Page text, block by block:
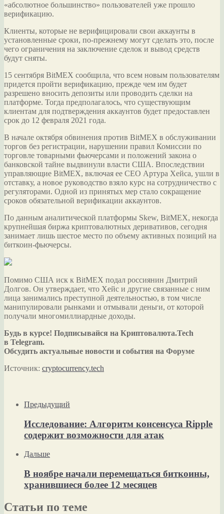
«абсолютное большинство» пользователей уже прошло
верификацию.
Клиенты, которые не верифицировали свои аккаунты в
установленные сроки, по-прежнему могут сделать это, после
чего ограничения на заключение сделок и вывод средств
будут сняты.
15 сентября BitMEX сообщила, что всем новым пользователям
придется пройти верификацию, прежде чем им будет
разрешено вносить депозиты или проводить сделки на
платформе. Тогда предполагалось, что существующим
клиентам для подтверждения аккаунтов будет предоставлен
срок до 12 февраля 2021 года.
В начале октября обвинения против BitMEX в обслуживании
торгов без регистрации, нарушении правил Комиссии по
торговле товарными фьючерсами и положений закона о
банковской тайне выдвинули власти США. Впоследствии
управляющие BitMEX, включая ее CEO Артура Хейса, ушли в
отставку, а новое руководство взяло курс на сотрудничество с
регуляторами. Одной из принятых мер стало сокращение
сроков обязательной верификации аккаунтов.
По данным аналитической платформы Skew, BitMEX, некогда
крупнейшая биржа криптовалютных деривативов, сегодня
занимает лишь шестое место по объему активных позиций на
биткоин-фьючерсы.
Помимо США иск к BitMEX подал россиянин Дмитрий
Долгов. Он утверждает, что Хейс и другие связанные с ним
лица занимались преступной деятельностью, в том числе
манипулировали рынками и отмывали деньги, от которой
получали многомиллиардные доходы.
Будь в курсе! Подписывайся на Криптовалюта.Tech
в Telegram.
Обсудить актуальные новости и события на Форуме
Источник: cryptocurrency.tech
Предыдущий
Исследование: Алгоритм консенсуса Ripple
содержит возможности для атак
Дальше
В ноябре начали перемещаться биткоины,
хранившиеся более 12 месяцев
Статьи по теме